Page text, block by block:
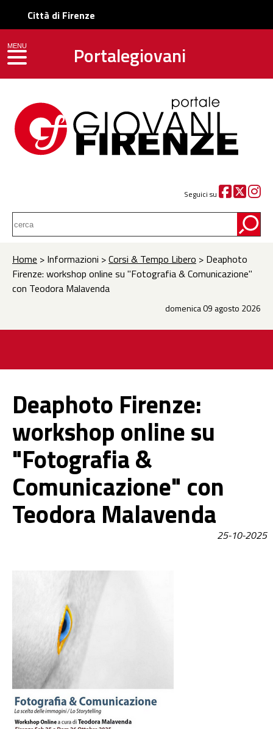
Città di Firenze
Portalegiovani
Seguici su
MENU
toggle navigation
Home > Informazioni >Corsi & Tempo Libero > Deaphoto
Firenze: workshop online su "Fotografia & Comunicazione"
con Teodora Malavenda
domenica 09 agosto 2026
Deaphoto Firenze:
workshop online su
"Fotografia &
Comunicazione" con
Teodora Malavenda
25-10-2025